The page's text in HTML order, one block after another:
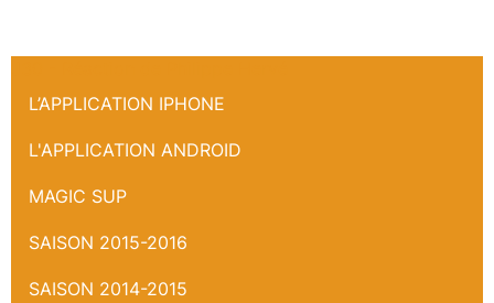
L’APPLICATION IPHONE
L'APPLICATION ANDROID
MAGIC SUP
SAISON 2015-2016
SAISON 2014-2015